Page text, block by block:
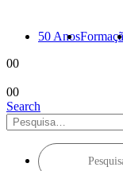
50 Anos
00
00
Search
Products
search